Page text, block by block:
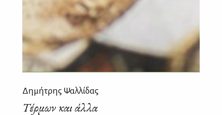
Δημήτρης Ψαλλίδας
Τέρμων και άλλα